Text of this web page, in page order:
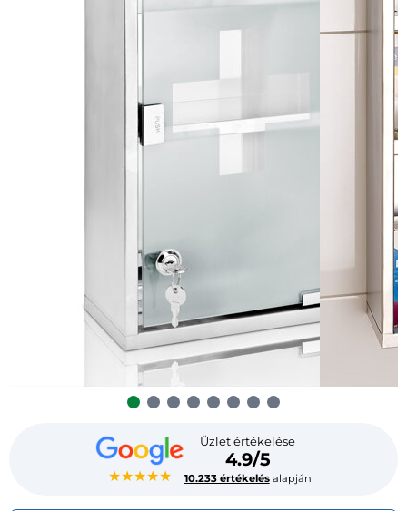
★★★★★
Üzlet értékelése
4.9/5
10.233 értékelésalapján